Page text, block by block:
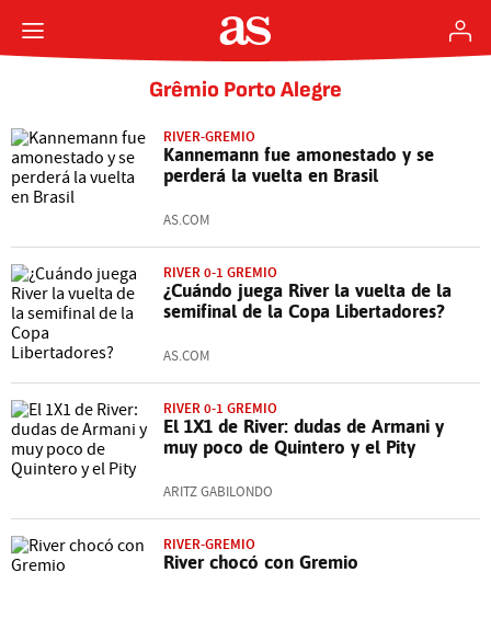
Grêmio Porto Alegre
RIVER-GREMIO
Kannemann fue amonestado y se
perderá la vuelta en Brasil
AS.COM
RIVER 0-1 GREMIO
¿Cuándo juega River la vuelta de la
semifinal de la Copa Libertadores?
AS.COM
RIVER 0-1 GREMIO
El 1X1 de River: dudas de Armani y
muy poco de Quintero y el Pity
ARITZ GABILONDO
RIVER-GREMIO
River chocó con Gremio